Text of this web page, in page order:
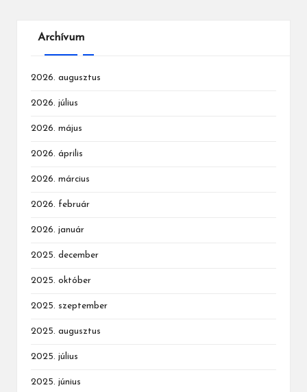
Archívum
2026. augusztus
2026. július
2026. május
2026. április
2026. március
2026. február
2026. január
2025. december
2025. október
2025. szeptember
2025. augusztus
2025. július
2025. június